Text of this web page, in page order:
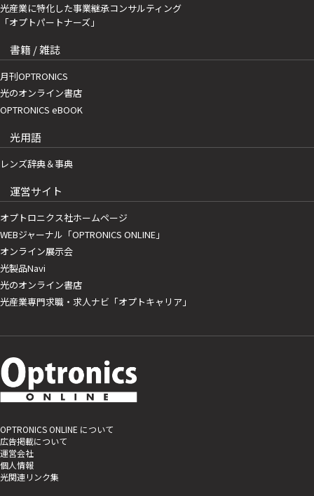
光産業に特化した事業継承コンサルティング
「オプトパートナーズ」
書籍 / 雑誌
月刊OPTRONICS
光のオンライン書店
OPTRONICS eBOOK
光用語
レンズ辞典＆事典
運営サイト
オプトロニクス社ホームページ
WEBジャーナル「OPTRONICS ONLINE」
オンライン展示会
光製品Navi
光のオンライン書店
光産業専門求職・求人ナビ「オプトキャリア」
OPTRONICS ONLINE について
広告掲載について
運営会社
個人情報
光関連リンク集